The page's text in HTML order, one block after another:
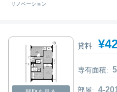
リノベーション
貸料:
専有面積:
部屋: 4-